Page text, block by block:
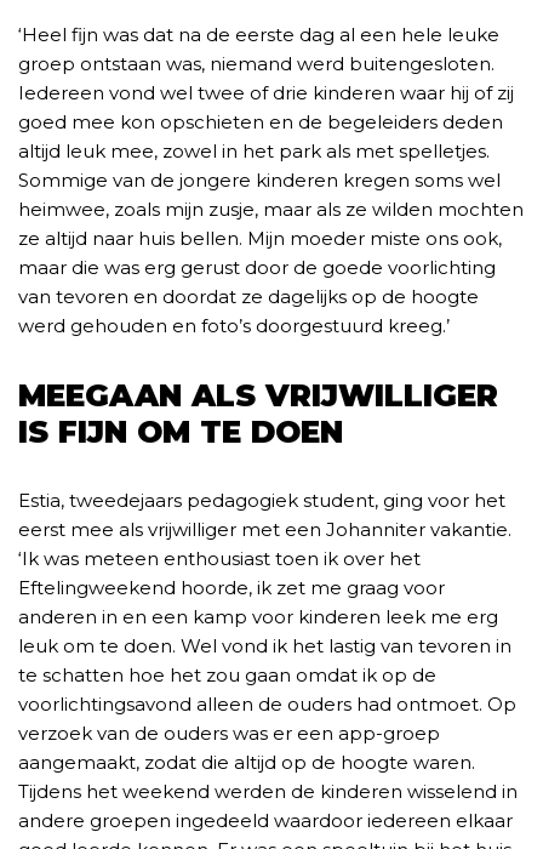
‘Heel fijn was dat na de eerste dag al een hele leuke
groep ontstaan was, niemand werd buitengesloten.
Iedereen vond wel twee of drie kinderen waar hij of zij
goed mee kon opschieten en de begeleiders deden
altijd leuk mee, zowel in het park als met spelletjes.
Sommige van de jongere kinderen kregen soms wel
heimwee, zoals mijn zusje, maar als ze wilden mochten
ze altijd naar huis bellen. Mijn moeder miste ons ook,
maar die was erg gerust door de goede voorlichting
van tevoren en doordat ze dagelijks op de hoogte
werd gehouden en foto’s doorgestuurd kreeg.’
MEEGAAN ALS VRIJWILLIGER
IS FIJN OM TE DOEN
Estia, tweedejaars pedagogiek student, ging voor het
eerst mee als vrijwilliger met een Johanniter vakantie.
‘Ik was meteen enthousiast toen ik over het
Eftelingweekend hoorde, ik zet me graag voor
anderen in en een kamp voor kinderen leek me erg
leuk om te doen. Wel vond ik het lastig van tevoren in
te schatten hoe het zou gaan omdat ik op de
voorlichtingsavond alleen de ouders had ontmoet. Op
verzoek van de ouders was er een app-groep
aangemaakt, zodat die altijd op de hoogte waren.
Tijdens het weekend werden de kinderen wisselend in
andere groepen ingedeeld waardoor iedereen elkaar